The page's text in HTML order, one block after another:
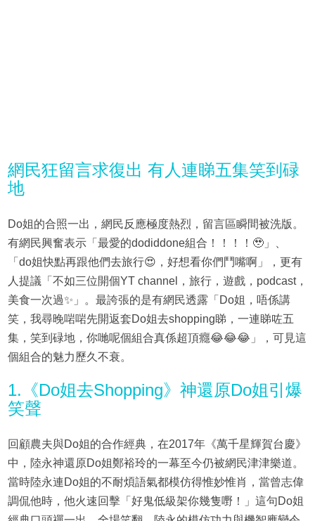
網民狂留言求復出 有人連睇五集笑到碌
地
Do姐的合照一出，網民反應極度熱烈，留言區瞬間被洗版。
有網民興奮表示「最愛的dodiddone組合！！！！🥹」、
「do姐快點再跟他們去旅行😍，好想看你們鬥嘴啊」，更有
人提議「不如三位開個YT channel，旅行，遊戲，podcast，
美食一次過✨」。最誇張的是有網民透露「Do姐，唔係講
笑，我尋晚啱啱先開返套Do姐去shopping睇，一連睇咗五
集，笑到碌地，你哋呢個組合真係超頂癮😂😂😂」，可見這
個組合的魅力歷久不衰。
1.《Do姐去Shopping》神還原Do姐引爆
笑聲
回顧農夫與Do姐的合作經典，在2017年《萬千星輝賀台慶》
中，陸永神還原Do姐鄭裕玲的一幕至今仍被網民津津樂道。
當時陸永連Do姐的不耐煩語氣都模仿得惟妙惟肖，當曾志偉
調侃他時，他火速回擊「好鬼低級架你幾隻嘢！」這句Do姐